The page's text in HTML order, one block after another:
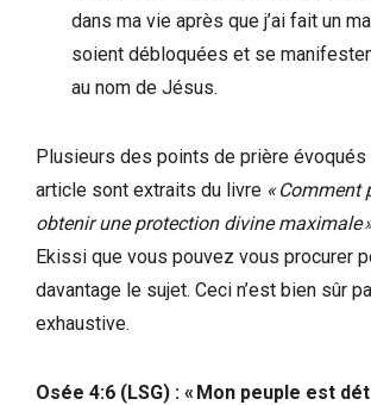
dans ma vie après que j’ai fait un
soient débloquées et se
au nom de Jésus.
Plusieurs des points de prière évoqués
article sont extraits du livre « Comment
obtenir une protection divine maximale
Ekissi que vous pouvez vous procurer
davantage le sujet. Ceci n’est bien sûr
exhaustive.
Osée 4:6 (LSG) : « Mon peuple est